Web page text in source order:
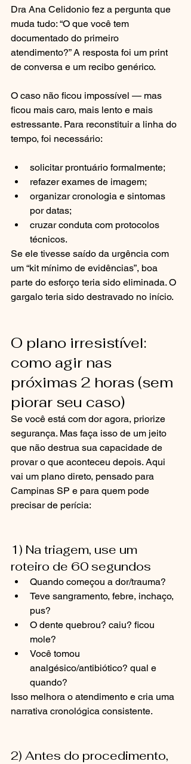
Dra Ana Celidonio fez a pergunta que
muda tudo: “O que você tem
documentado do primeiro
atendimento?” A resposta foi um print
de conversa e um recibo genérico.
O caso não ficou impossível — mas
ficou mais caro, mais lento e mais
estressante. Para reconstituir a linha do
tempo, foi necessário:
solicitar prontuário formalmente;
refazer exames de imagem;
organizar cronologia e sintomas
por datas;
cruzar conduta com protocolos
técnicos.
Se ele tivesse saído da urgência com
um “kit mínimo de evidências”, boa
parte do esforço teria sido eliminada. O
gargalo teria sido destravado no início.
O plano irresistível:
como agir nas
próximas 2 horas (sem
piorar seu caso)
Se você está com dor agora, priorize
segurança. Mas faça isso de um jeito
que não destrua sua capacidade de
provar o que aconteceu depois. Aqui
vai um plano direto, pensado para
Campinas SP e para quem pode
precisar de perícia:
1) Na triagem, use um
roteiro de 60 segundos
Quando começou a dor/trauma?
Teve sangramento, febre, inchaço,
pus?
O dente quebrou? caiu? ficou
mole?
Você tomou
analgésico/antibiótico? qual e
quando?
Isso melhora o atendimento e cria uma
narrativa cronológica consistente.
2) Antes do procedimento,